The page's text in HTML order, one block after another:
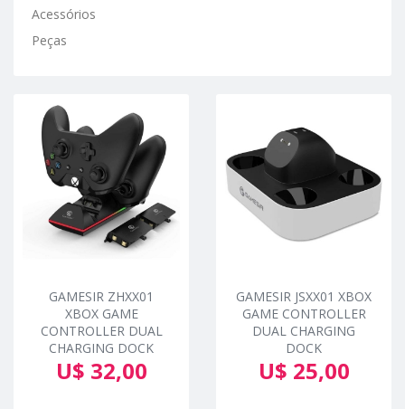
Acessórios
Peças
GAMESIR ZHXX01
XBOX GAME
CONTROLLER DUAL
CHARGING DOCK
U$ 32,00
GAMESIR JSXX01 XBOX
GAME CONTROLLER
DUAL CHARGING
DOCK
U$ 25,00